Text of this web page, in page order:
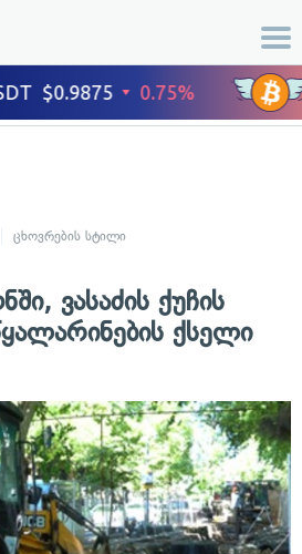
ცხოვრების სტილი
ვასაძის ქუჩის
ქსელი